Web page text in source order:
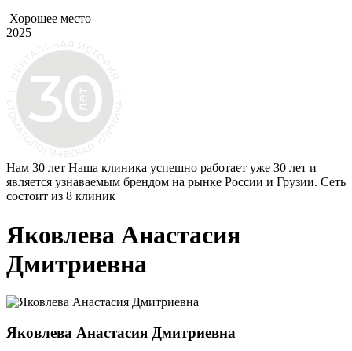
Хорошее место
2025
Нам 30 лет Наша клиника успешно работает уже 30 лет и
является узнаваемым брендом на рынке России и Грузии. Сеть
состоит из 8 клиник
Яковлева Анастасия
Дмитриевна
Яковлева Анастасия Дмитриевна